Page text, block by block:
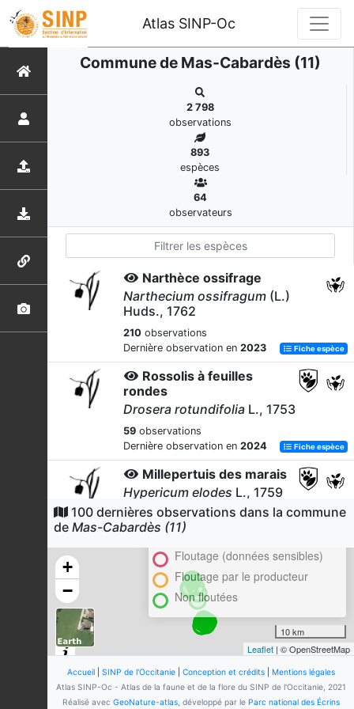
Atlas SINP-Oc
Commune de Mas-Cabardès (11)
2 798
observations
893
espèces
64
observateurs
Narthèce ossifrage
Narthecium ossifragum (L.)
Huds., 1762
210 observations
Dernière observation en 2023 Fiche espèce
Rossolis à feuilles
rondes
Drosera rotundifolia L., 1753
59 observations
Dernière observation en 2024 Fiche espèce
Millepertuis des marais
Hypericum elodes L., 1759
30observations
Dernière observation en
Lézard des murailles
Podarcis muralis(Laurenti, 1768)
observations
Dernière observation en
Fiche espèce
Grenouille rousse (La)
Rana temporariaLinnaeus,
1758
100 dernières observations dans la commune
de Mas-Cabardès (11)
+
−
Cluster
En attente de validation régionale
Floutage (données sensibles)
Floutage par le producteur
Non floutées
10 km
Leaflet | © OpenStreetMap
Accueil| SINP de l'Occitanie| Conception et crédits| Mentions légales
Atlas SINP-Oc - Atlas de la faune et de la flore du SINP de l'Occitanie, 2021
Réalisé avec GeoNature-atlas, développé par le Parc national des Écrins